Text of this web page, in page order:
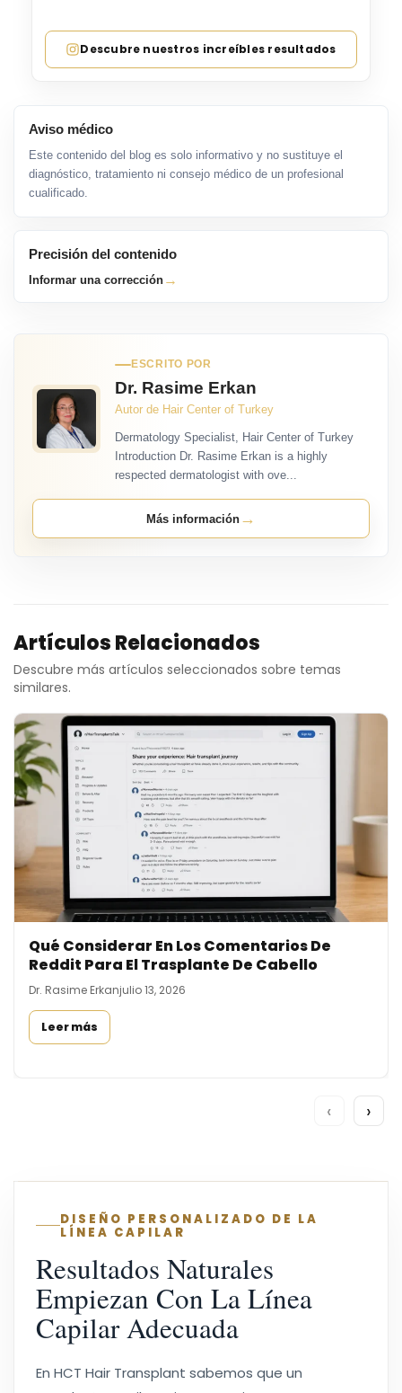
Descubre nuestros increíbles resultados
Aviso médico
Este contenido del blog es solo informativo y no sustituye el
diagnóstico, tratamiento ni consejo médico de un profesional
cualificado.
Precisión del contenido
Informar una corrección →
ESCRITO POR
Dr. Rasime Erkan
Autor de Hair Center of Turkey
Dermatology Specialist, Hair Center of Turkey
Introduction Dr. Rasime Erkan is a highly
respected dermatologist with ove...
Más información →
Artículos Relacionados
Descubre más artículos seleccionados sobre temas
similares.
Qué Considerar En Los Comentarios De
Reddit Para El Trasplante De Cabello
Dr. Rasime Erkanjulio 13, 2026
Leer más
‹ ›
DISEÑO PERSONALIZADO DE LA
LÍNEA CAPILAR
Resultados Naturales
Empiezan Con La Línea
Capilar Adecuada
En HCT Hair Transplant sabemos que un